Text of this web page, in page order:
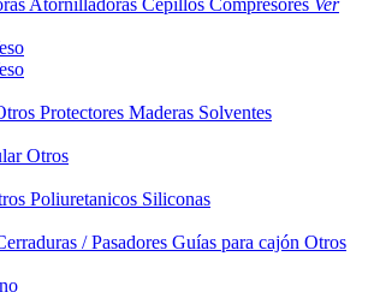
Atornilladoras Cepillos Compresores Ver
Protectores Maderas Solventes
Otros
Poliuretanicos Siliconas
/ Pasadores Guías para cajón Otros